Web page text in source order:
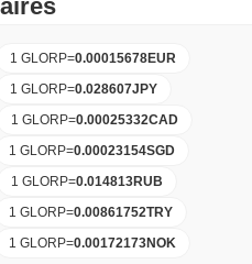
1 GLORP=0.00015678EUR
1 GLORP=0.028607JPY
1 GLORP=0.00025332CAD
1 GLORP=0.00023154SGD
1 GLORP=0.014813RUB
1 GLORP=0.00861752TRY
1 GLORP=0.00172173NOK